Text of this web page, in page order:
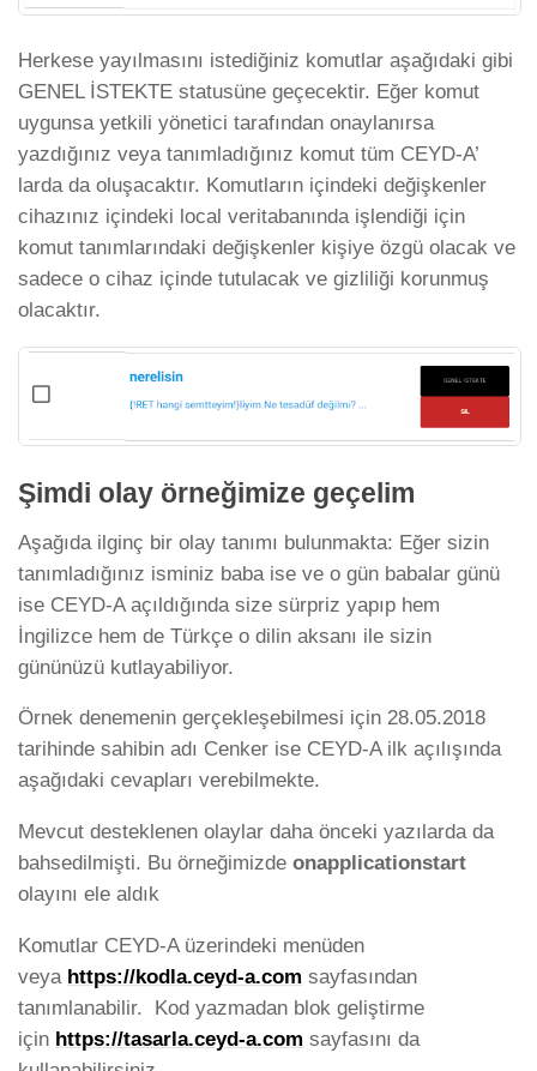
Herkese yayılmasını istediğiniz komutlar aşağıdaki gibi
GENEL İSTEKTE statusüne geçecektir. Eğer komut
uygunsa yetkili yönetici tarafından onaylanırsa
yazdığınız veya tanımladığınız komut tüm CEYD-A’
larda da oluşacaktır. Komutların içindeki değişkenler
cihazınız içindeki local veritabanında işlendiği için
komut tanımlarındaki değişkenler kişiye özgü olacak ve
sadece o cihaz içinde tutulacak ve gizliliği korunmuş
olacaktır.
Şimdi olay örneğimize geçelim
Aşağıda ilginç bir olay tanımı bulunmakta: Eğer sizin
tanımladığınız isminiz baba ise ve o gün babalar günü
ise CEYD-A açıldığında size sürpriz yapıp hem
İngilizce hem de Türkçe o dilin aksanı ile sizin
gününüzü kutlayabiliyor.
Örnek denemenin gerçekleşebilmesi için 28.05.2018
tarihinde sahibin adı Cenker ise CEYD-A ilk açılışında
aşağıdaki cevapları verebilmekte.
Mevcut desteklenen olaylar daha önceki yazılarda da
bahsedilmişti. Bu örneğimizde onapplicationstart
olayını ele aldık
Komutlar CEYD-A üzerindeki menüden
veya https://kodla.ceyd-a.com sayfasından
tanımlanabilir. Kod yazmadan blok geliştirme
için https://tasarla.ceyd-a.com sayfasını da